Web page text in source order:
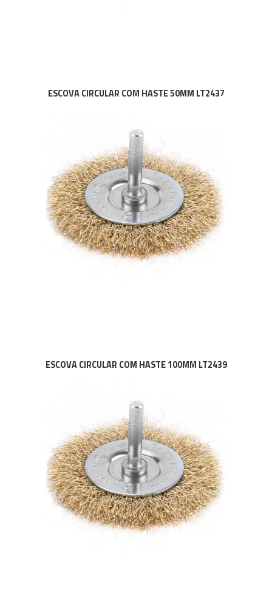
ESCOVA CIRCULAR COM HASTE 50MM LT2437
ESCOVA CIRCULAR COM HASTE 100MM LT2439